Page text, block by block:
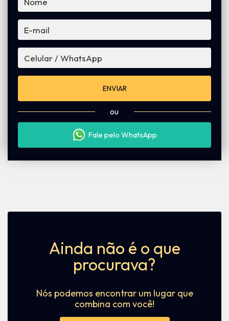
ENVIAR
ou
Fale pelo WhatsApp
Ainda não é o que
procurava?
Nós podemos encontrar um lugar que
combina com você!